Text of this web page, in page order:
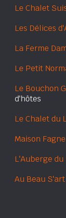
Le Chalet
Les Délices
La Ferme
Le Petit
Le Bouchon
d'hôtes
Le Chalet du
Maison Fagne
L'Auberge du
Au Beau S'art